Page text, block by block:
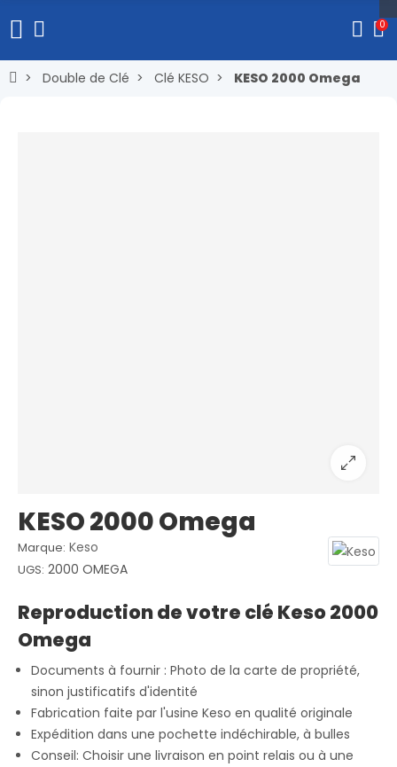
0
Double de Clé Clé KESO KESO 2000 Omega
KESO 2000 Omega
Marque: Keso
UGS: 2000 OMEGA
Reproduction de votre clé Keso 2000
Omega
Documents à fournir : Photo de la carte de propriété,
sinon justificatifs d'identité
Fabrication faite par l'usine Keso en qualité originale
Expédition dans une pochette indéchirable, à bulles
Conseil: Choisir une livraison en point relais ou à une